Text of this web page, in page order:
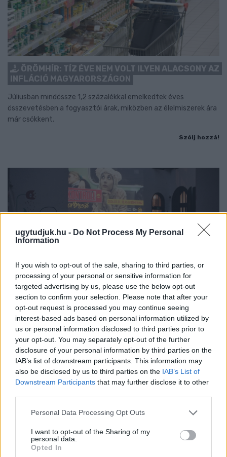
ugytudjuk.hu - Do Not Process My Personal
Information
If you wish to opt-out of the sale, sharing to third parties, or
processing of your personal or sensitive information for
targeted advertising by us, please use the below opt-out
section to confirm your selection. Please note that after your
opt-out request is processed you may continue seeing
interest-based ads based on personal information utilized by
us or personal information disclosed to third parties prior to
your opt-out. You may separately opt-out of the further
disclosure of your personal information by third parties on the
IAB’s list of downstream participants. This information may
also be disclosed by us to third parties on the IAB’s List of
Downstream Participants that may further disclose it to other
Please note that this website/app uses one or more Google
not limited to your visit or usage behaviour. You may click to
grant or deny consent to Google and its third-party tags to
use your data for below specified purposes in below Google
Personal Data Processing Opt Outs
I want to opt-out of the Sharing of my
personal data.
Opted In
ÖRÖMHÍR: TÍZ ÉVE NEM VOLT ILYEN ALACSONY AZ
INFLÁCIÓ MAGYARORSZÁGON
Júliusban mindössze 1,2 százalékkal emelkedtek éves
összevetésben a fogyasztói árak, miközben az élelmiszerek ára
már csökkent.
Szólj hozzá!
A BAROKK ÖSSZES ÁRNYALATA ÉS MÉG EGY SOR
KIVÁLÓ PROGRAM VÁR MINDENKIT EZEN A HÉTVÉGÉN
GYŐRBEN
Középpontban a hagyományőrzés, de lesz Pogány Induló és
Majka koncert, jóga szeánsz, “borhajózás” és egy csomó minden
más.